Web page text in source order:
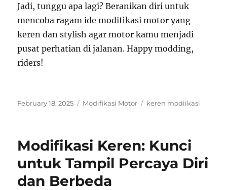
Jadi, tunggu apa lagi? Beranikan diri untuk
mencoba ragam ide modifikasi motor yang
keren dan stylish agar motor kamu menjadi
pusat perhatian di jalanan. Happy modding,
riders!
Posted
February 18, 2025 Categories
Modifikasi Motor Tags
keren modiikasi
Modifikasi Keren: Kunci
untuk Tampil Percaya Diri
dan Berbeda